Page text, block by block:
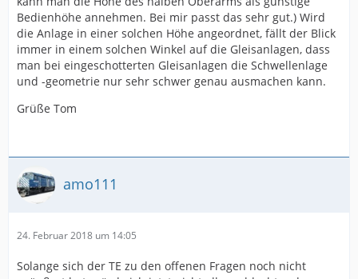
Bedienhöhe annehmen. Bei mir passt das sehr gut.) Wird
die Anlage in einer solchen Höhe angeordnet, fällt der Blick
immer in einem solchen Winkel auf die Gleisanlagen, dass
man bei eingeschotterten Gleisanlagen die Schwellenlage
und -geometrie nur sehr schwer genau ausmachen kann.
Grüße Tom
amo111
24. Februar 2018 um 14:05
Solange sich der TE zu den offenen Fragen noch nicht